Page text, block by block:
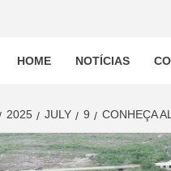
HOME NOTÍCIAS
2025 JULY 9 CONHEÇA